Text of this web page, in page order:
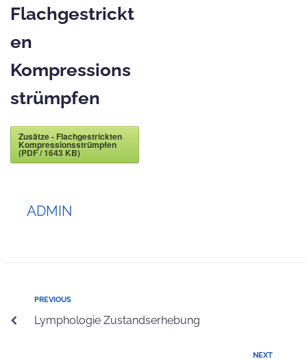
Flachgestrickt
en
Kompressions
strümpfen
Zusätze - Flachgestrickten
Kompressionsstrümpfen
(PDF / 1643 KB)
ADMIN
PREVIOUS
Lymphologie Zustandserhebung
NEXT